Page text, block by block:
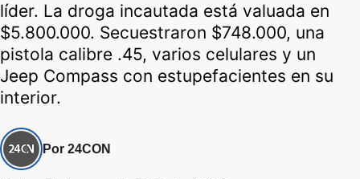
líder. La droga incautada está valuada en
$5.800.000. Secuestraron $748.000, una
pistola calibre .45, varios celulares y un
Jeep Compass con estupefacientes en su
interior.
Por 24CON